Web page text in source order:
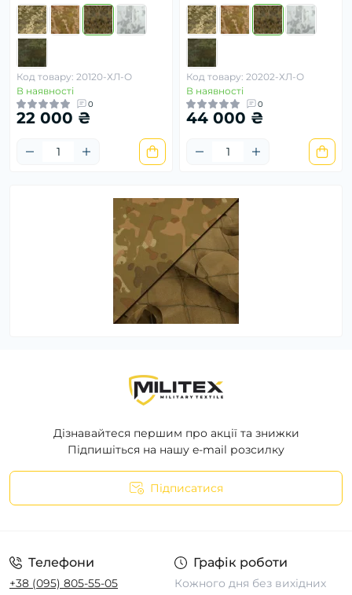
Код товару: 20120-ХЛ-О
В наявності
0
22 000 ₴
Код товару: 20202-ХЛ-О
В наявності
0
44 000 ₴
Дізнавайтеся першим про акції та знижки
Підпишіться на нашу e-mail розсилку
Підписатися
Телефони
+38 (095) 805-55-05
Графік роботи
Кожного дня без вихідних